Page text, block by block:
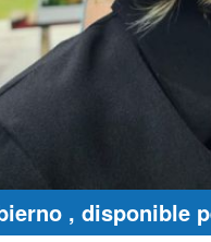
, disponible